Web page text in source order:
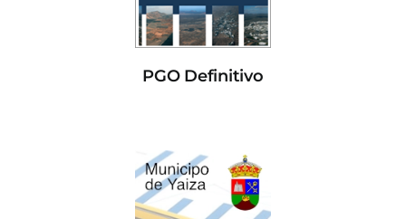
PGO Definitivo